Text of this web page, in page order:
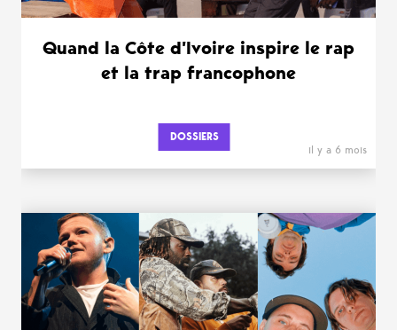
Quand la Côte d’Ivoire inspire le rap
et la trap francophone
DOSSIERS
il y a 6 mois